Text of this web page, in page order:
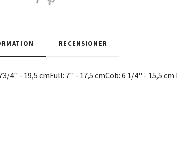
RECENSIONER
4'' - 19,5 cmFull: 7'' - 17,5 cmCob: 6 1/4'' - 15,5